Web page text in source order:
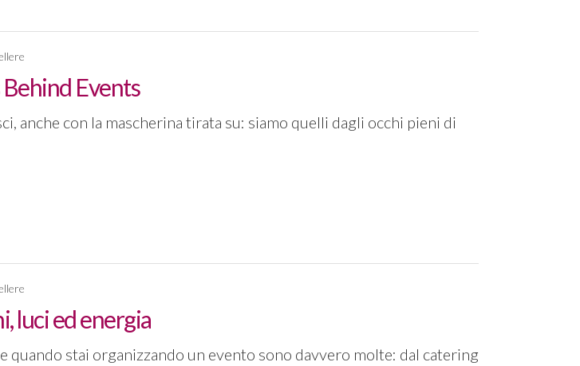
Events
anche con la mascherina tirata su: siamo quelli dagli occhi pieni di
luci ed energia
quando stai organizzando un evento sono davvero molte: dal catering